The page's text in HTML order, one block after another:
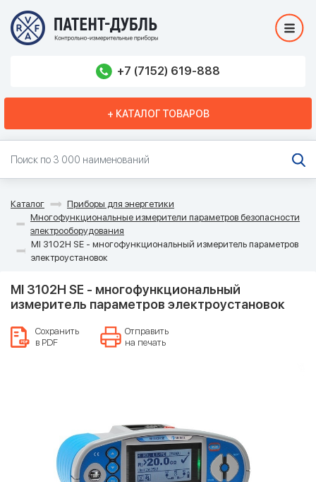
+7 (7152) 619-888
+ КАТАЛОГ ТОВАРОВ
Каталог
Приборы для энергетики
Многофункциональные измерители параметров безопасности
электрооборудования
MI 3102H SE - многофункциональный измеритель параметров
электроустановок
MI 3102H SE - многофункциональный
измеритель параметров электроустановок
Сохранить
в PDF
Отправить
на печать